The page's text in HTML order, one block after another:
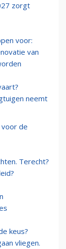
zorgt
voor:
van
neemt
de
Terecht?
keus?
vliegen.